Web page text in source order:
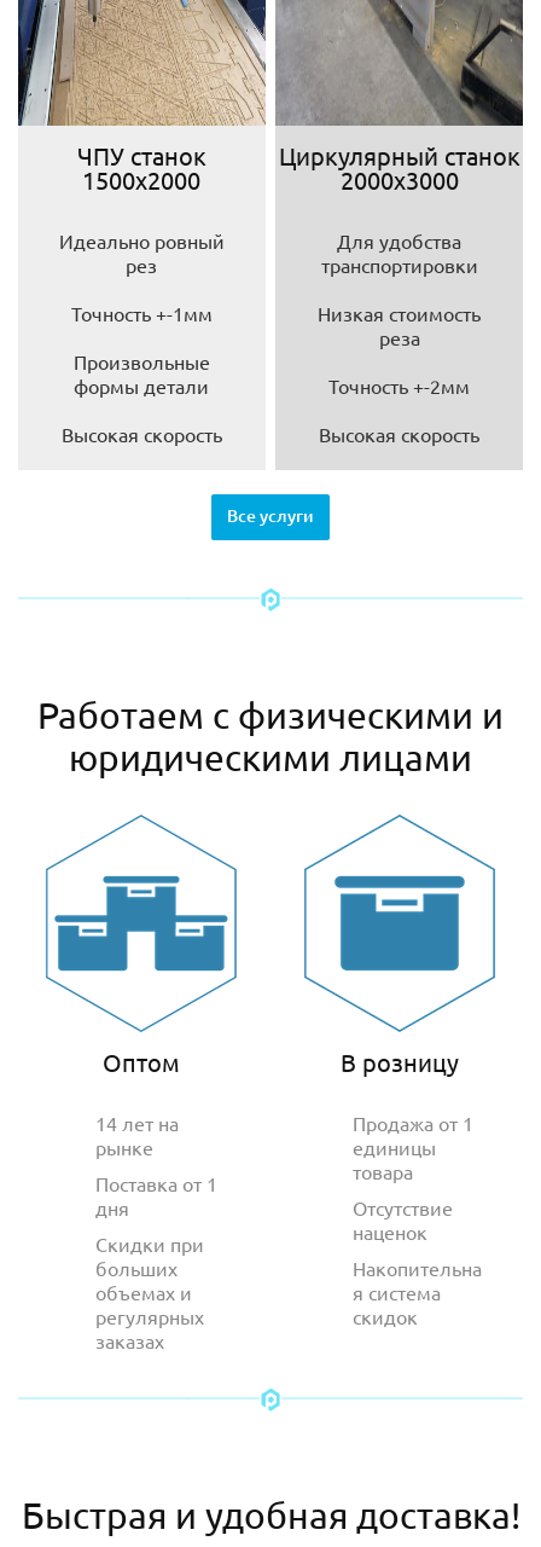
ЧПУ станок
1500х2000
Идеально ровный
рез
Точность +-1мм
Произвольные
формы детали
Высокая скорость
Циркулярный станок
2000х3000
Для удобства
транспортировки
Низкая стоимость
реза
Точность +-2мм
Высокая скорость
Все услуги
Работаем с физическими и
юридическими лицами
Оптом
14 лет на
рынке
Поставка от 1
дня
Скидки при
больших
объемах и
регулярных
заказах
В розницу
Продажа от 1
единицы
товара
Отсутствие
наценок
Накопительна
я система
скидок
Быстрая и удобная доставка!